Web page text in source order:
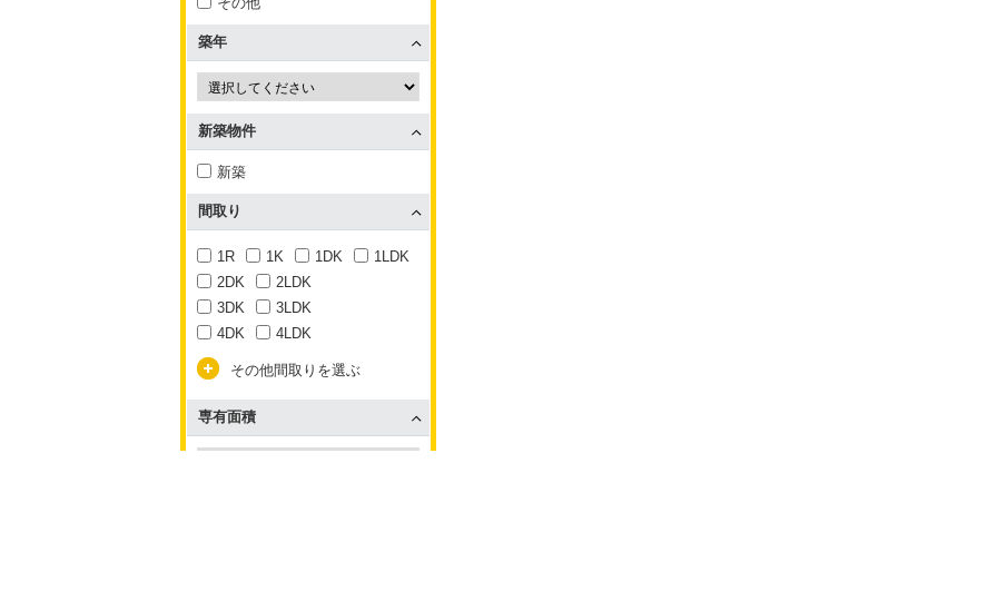
築年
新築物件
新築
間取り
1R 1K 1DK
1LDK
2DK
2LDK
3DK
3LDK
4DK
4LDK
その他間取りを選ぶ
専有面積